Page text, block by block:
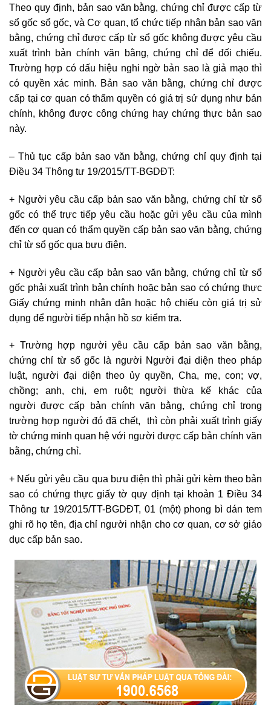
Theo quy định, bản sao văn bằng, chứng chỉ được cấp từ
sổ gốc sổ gốc, và Cơ quan, tổ chức tiếp nhận bản sao văn
bằng, chứng chỉ được cấp từ sổ gốc không được yêu cầu
xuất trình bản chính văn bằng, chứng chỉ để đối chiếu.
Trường hợp có dấu hiệu nghi ngờ bản sao là giả mạo thì
có quyền xác minh. Bản sao văn bằng, chứng chỉ được
cấp tại cơ quan có thẩm quyền có giá trị sử dụng như bản
chính, không được công chứng hay chứng thực bản sao
này.
– Thủ tục cấp bản sao văn bằng, chứng chỉ quy định tại
Điều 34 Thông tư 19/2015/TT-BGDĐT:
+ Người yêu cầu cấp bản sao văn bằng, chứng chỉ từ sổ
gốc có thể trực tiếp yêu cầu hoặc gửi yêu cầu của mình
đến cơ quan có thẩm quyền cấp bản sao văn bằng, chứng
chỉ từ sổ gốc qua bưu điện.
+ Người yêu cầu cấp bản sao văn bằng, chứng chỉ từ sổ
gốc phải xuất trình bản chính hoặc bản sao có chứng thực
Giấy chứng minh nhân dân hoặc hộ chiếu còn giá trị sử
dụng để người tiếp nhận hồ sơ kiểm tra.
+ Trường hợp người yêu cầu cấp bản sao văn bằng,
chứng chỉ từ sổ gốc là người Người đại diện theo pháp
luật, người đại diện theo ủy quyền, Cha, mẹ, con; vợ,
chồng; anh, chị, em ruột; người thừa kế khác của
người được cấp bản chính văn bằng, chứng chỉ trong
trường hợp người đó đã chết, thì còn phải xuất trình giấy
tờ chứng minh quan hệ với người được cấp bản chính văn
bằng, chứng chỉ.
+ Nếu gửi yêu cầu qua bưu điện thì phải gửi kèm theo bản
sao có chứng thực giấy tờ quy định tại khoản 1 Điều 34
Thông tư 19/2015/TT-BGDĐT, 01 (một) phong bì dán tem
ghi rõ họ tên, địa chỉ người nhận cho cơ quan, cơ sở giáo
dục cấp bản sao.